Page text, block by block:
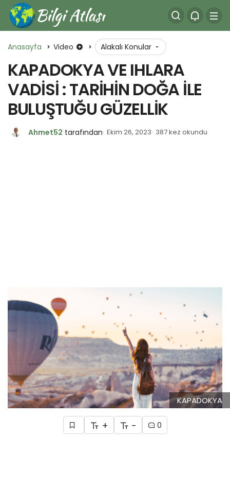
Anasayfa Video Alakalı Konular
KAPADOKYA VE IHLARA
VADİSİ : TARİHİN DOĞA İLE
BULUŞTUĞU GÜZELLİK
Ahmet52 tarafından Ekim 26, 2023 387 kez okundu
KAPADOKYA
+ - 0